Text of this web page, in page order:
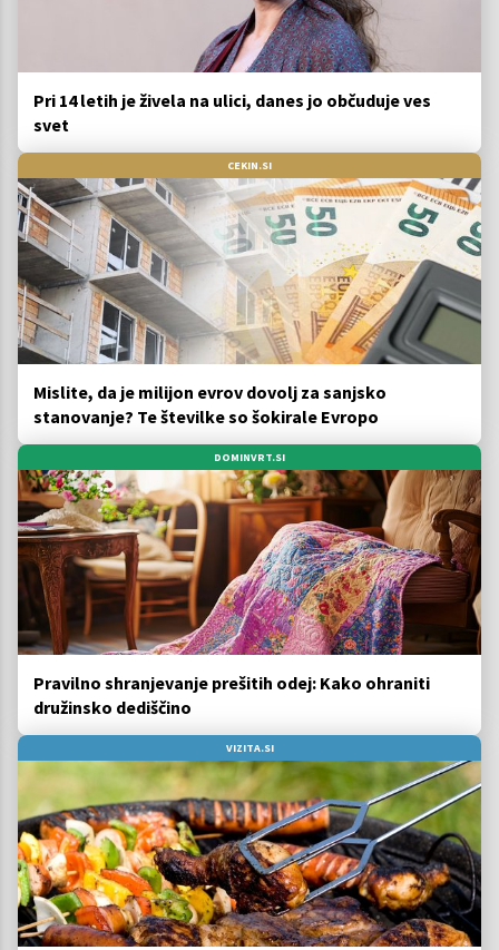
Pri 14 letih je živela na ulici, danes jo občuduje ves
svet
CEKIN.SI
Mislite, da je milijon evrov dovolj za sanjsko
stanovanje? Te številke so šokirale Evropo
DOMINVRT.SI
Pravilno shranjevanje prešitih odej: Kako ohraniti
družinsko dediščino
VIZITA.SI